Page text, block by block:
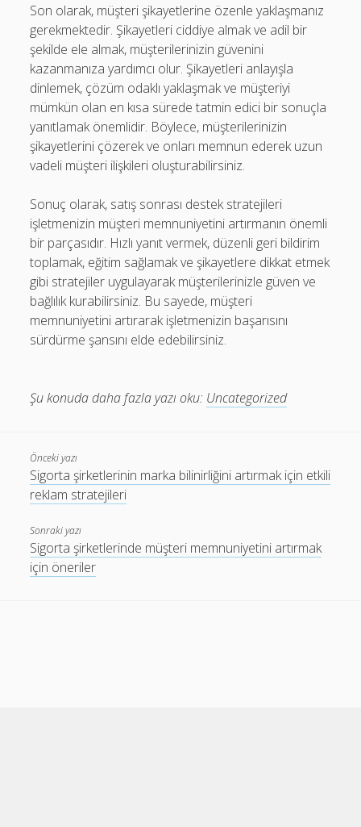
Son olarak, müşteri şikayetlerine özenle yaklaşmanız
gerekmektedir. Şikayetleri ciddiye almak ve adil bir
şekilde ele almak, müşterilerinizin güvenini
kazanmanıza yardımcı olur. Şikayetleri anlayışla
dinlemek, çözüm odaklı yaklaşmak ve müşteriyi
mümkün olan en kısa sürede tatmin edici bir sonuçla
yanıtlamak önemlidir. Böylece, müşterilerinizin
şikayetlerini çözerek ve onları memnun ederek uzun
vadeli müşteri ilişkileri oluşturabilirsiniz.
Sonuç olarak, satış sonrası destek stratejileri
işletmenizin müşteri memnuniyetini artırmanın önemli
bir parçasıdır. Hızlı yanıt vermek, düzenli geri bildirim
toplamak, eğitim sağlamak ve şikayetlere dikkat etmek
gibi stratejiler uygulayarak müşterilerinizle güven ve
bağlılık kurabilirsiniz. Bu sayede, müşteri
memnuniyetini artırarak işletmenizin başarısını
sürdürme şansını elde edebilirsiniz.
Şu konuda daha fazla yazı oku: Uncategorized
Önceki yazı
Sigorta şirketlerinin marka bilinirliğini artırmak için etkili
reklam stratejileri
Sonraki yazı
Sigorta şirketlerinde müşteri memnuniyetini artırmak
için öneriler